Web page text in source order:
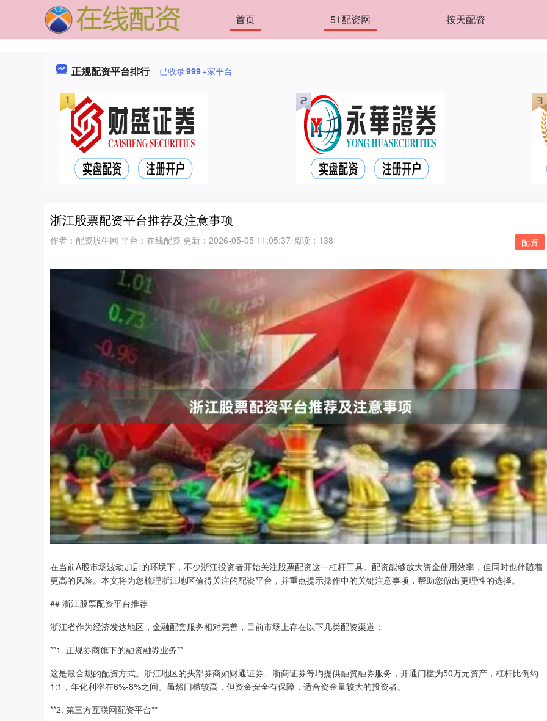
首页 51配资网 按天配资
正规配资平台排行 已收录999+家平台
浙江股票配资平台推荐及注意事项
配资
作者：配资股牛网 平台：在线配资 更新：2026-05-05 11:05:37 阅读：138
在当前A股市场波动加剧的环境下，不少浙江投资者开始关注股票配资这一杠杆工具。配资能够放大资金使用效率，但同时也伴随着
更高的风险。本文将为您梳理浙江地区值得关注的配资平台，并重点提示操作中的关键注意事项，帮助您做出更理性的选择。
## 浙江股票配资平台推荐
浙江省作为经济发达地区，金融配套服务相对完善，目前市场上存在以下几类配资渠道：
**1. 正规券商旗下的融资融券业务**
这是最合规的配资方式。浙江地区的头部券商如财通证券、浙商证券等均提供融资融券服务，开通门槛为50万元资产，杠杆比例约
1:1，年化利率在6%-8%之间。虽然门槛较高，但资金安全有保障，适合资金量较大的投资者。
**2. 第三方互联网配资平台**